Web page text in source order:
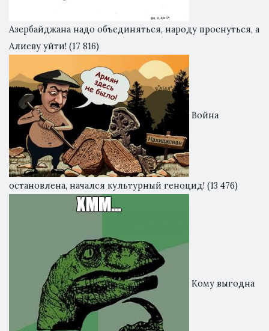
Азербайджана надо объединяться, народу проснуться, а
Алиеву уйти! (17 816)
Война
остановлена, начался культурный геноцид! (13 476)
Кому выгодна